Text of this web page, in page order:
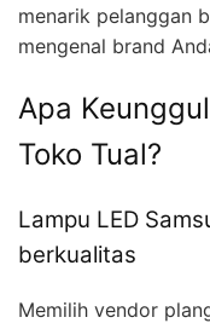
menarik pelanggan
mengenal brand
Apa
Toko Tual?
Lampu LED
berkualitas
Memilih vendor